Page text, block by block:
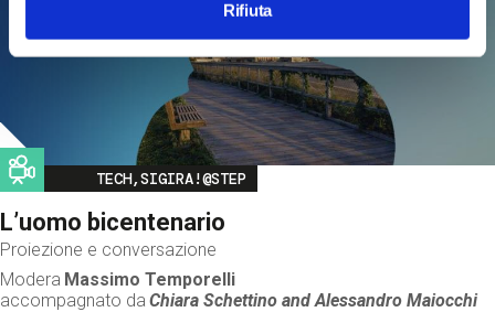
Rifiuta
Image
TECH,SIGIRA!@STEP
L’uomo bicentenario
Proiezione e conversazione
Modera Massimo Temporelli
accompagnato da Chiara Schettino andAlessandro Maiocchi